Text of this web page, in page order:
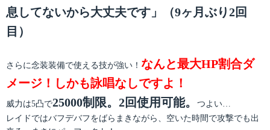
息してないから大丈夫です」（9ヶ月ぶり2回
目）
さらに念装装備で使える技が強い！ なんと最大HP割合ダ
メージ！しかも詠唱なしですよ！
威力は5凸で25000制限。2回使用可能。
つよい…
レイドではバフデバフをばらまきながら、空いた時間で攻撃でも出